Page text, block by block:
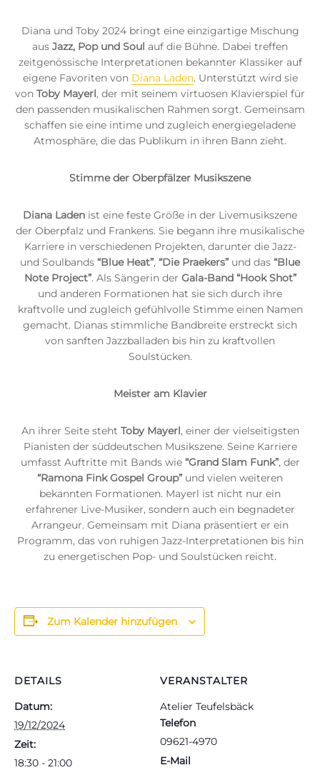
Diana und Toby 2024 bringt eine einzigartige Mischung
aus Jazz, Pop und Soul auf die Bühne. Dabei treffen
zeitgenössische Interpretationen bekannter Klassiker auf
eigene Favoriten von Diana Laden. Unterstützt wird sie
von Toby Mayerl, der mit seinem virtuosen Klavierspiel für
den passenden musikalischen Rahmen sorgt. Gemeinsam
schaffen sie eine intime und zugleich energiegeladene
Atmosphäre, die das Publikum in ihren Bann zieht.
Stimme der Oberpfälzer Musikszene
Diana Laden ist eine feste Größe in der Livemusikszene
der Oberpfalz und Frankens. Sie begann ihre musikalische
Karriere in verschiedenen Projekten, darunter die Jazz-
und Soulbands “Blue Heat”, “Die Praekers” und das “Blue
Note Project”. Als Sängerin der Gala-Band “Hook Shot”
und anderen Formationen hat sie sich durch ihre
kraftvolle und zugleich gefühlvolle Stimme einen Namen
gemacht. Dianas stimmliche Bandbreite erstreckt sich
von sanften Jazzballaden bis hin zu kraftvollen
Soulstücken.
Meister am Klavier
An ihrer Seite steht Toby Mayerl, einer der vielseitigsten
Pianisten der süddeutschen Musikszene. Seine Karriere
umfasst Auftritte mit Bands wie “Grand Slam Funk”, der
“Ramona Fink Gospel Group” und vielen weiteren
bekannten Formationen. Mayerl ist nicht nur ein
erfahrener Live-Musiker, sondern auch ein begnadeter
Arrangeur. Gemeinsam mit Diana präsentiert er ein
Programm, das von ruhigen Jazz-Interpretationen bis hin
zu energetischen Pop- und Soulstücken reicht.
Zum Kalender hinzufügen
DETAILS
Datum:
19/12/2024
Zeit:
18:30 - 21:00
VERANSTALTER
Atelier Teufelsbäck
Telefon
09621-4970
E-Mail